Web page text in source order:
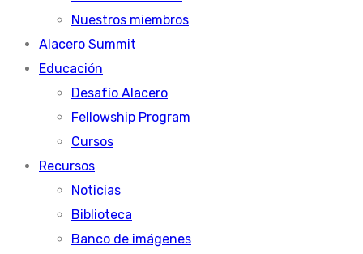
Nuestros miembros
Alacero Summit
Educación
Desafío Alacero
Fellowship Program
Cursos
Recursos
Noticias
Biblioteca
Banco de imágenes